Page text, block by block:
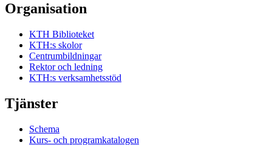
Organisation
KTH Biblioteket
KTH:s skolor
Centrumbildningar
Rektor och ledning
KTH:s verksamhetsstöd
Tjänster
Schema
Kurs- och programkatalogen